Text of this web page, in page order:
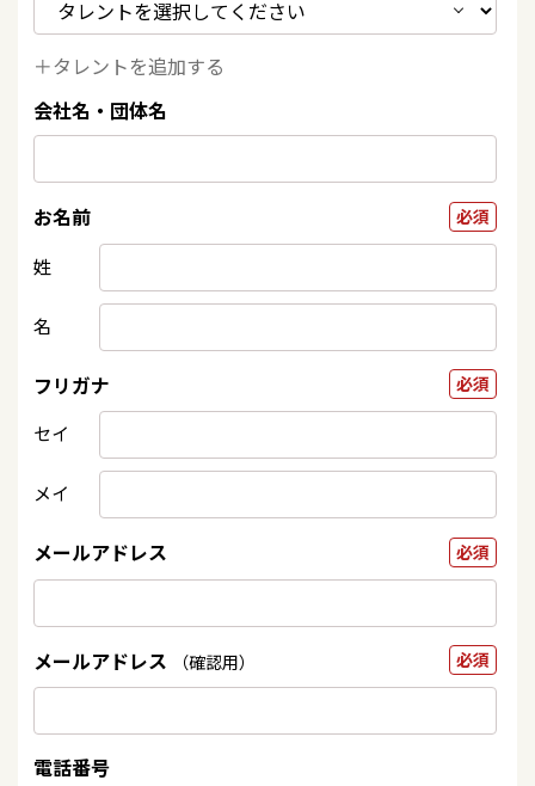
＋タレントを追加する
会社名・団体名
お名前 必須
姓
名
フリガナ 必須
セイ
メイ
メールアドレス 必須
メールアドレス （確認用） 必須
電話番号